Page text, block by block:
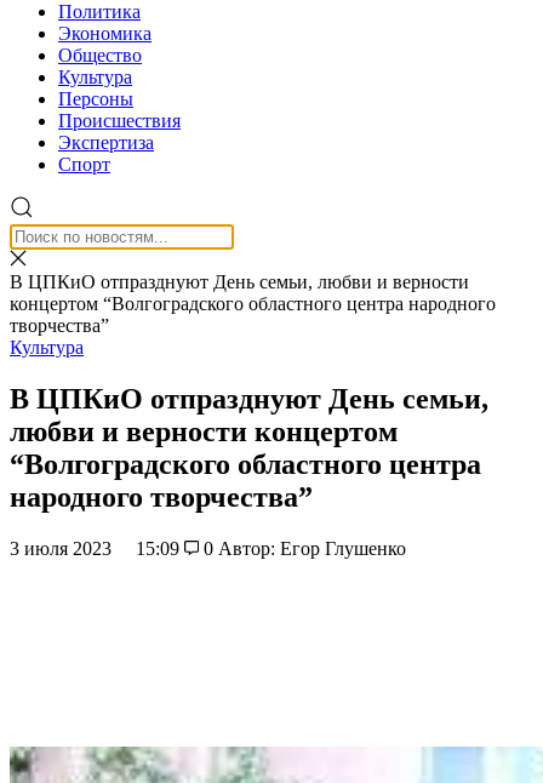
Политика
Экономика
Общество
Культура
Персоны
Происшествия
Экспертиза
Спорт
В ЦПКиО отпразднуют День семьи, любви и верности
концертом “Волгоградского областного центра народного
творчества”
Культура
В ЦПКиО отпразднуют День семьи,
любви и верности концертом
“Волгоградского областного центра
народного творчества”
3 июля 2023 15:09 0 Автор: Егор Глушенко